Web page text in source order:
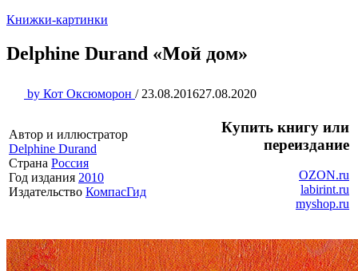
Книжки-картинки
Delphine Durand «Мой дом»
by Кот Оксюморон / 23.08.201627.08.2020
Автор и иллюстратор
Delphine Durand
Страна Россия
Год издания 2010
Издательство КомпасГид
Купить книгу или
переиздание
OZON.ru
labirint.ru
myshop.ru